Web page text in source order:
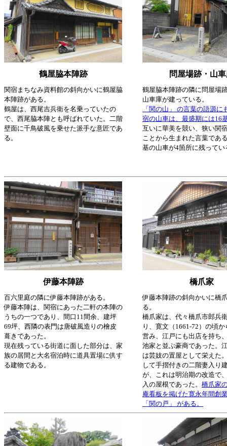
鶴屋脇本陣跡 問屋場跡・山
関宿まちなみ資料館の斜向かいに鶴屋脇
本陣跡がある。
鶴屋は、西尾吉兵衛を名乗っていたの
で、西尾脇本陣とも呼ばれていた。二階
壁面に千鳥破風を乗せた派手な意匠であ
る。
鶴屋脇本陣跡の隣に問屋場
山車庫が建っている。
「関の山」 の言葉の語源に
宿の山車は、最盛期には16
互いに華美を競い、狭い関
ことから生まれた言葉であ
基の山車が4箇所に残ってい
伊藤本陣跡 橋爪家
百六里庭の隣に伊藤本陣跡がある。
伊藤本陣は、関宿にあった二軒の本陣の
うちの一つであり、間口11間余、建坪
69坪、西隣の表門は唐破風造りの檜皮
葺きであった。
現在残っている街道に面した部分は、家
族の居間と大名宿泊時に道具置場に供す
る建物である。
伊藤本陣跡の斜向かいに橋
る。
橋爪家は、代々橋爪市郎兵
り、寛文（1661-72）の頃
営み、江戸にも出店を持ち
池家と並ぶ豪商であった。
は芸妓の置屋として栄えた
して手摺付きの二階妻入り
が、これは明治期の改造で
入の屋根であった。 橋爪家
庵看板を掲げた寛永年間創
「関の戸」 がある。